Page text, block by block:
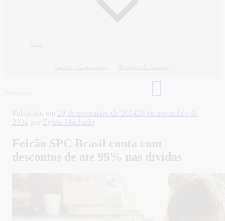
Publicado em 29 de novembro de 2024 29 de novembro de
2024 por Egleia Machado
Feirão SPC Brasil conta com
descontos de até 99% nas dívidas